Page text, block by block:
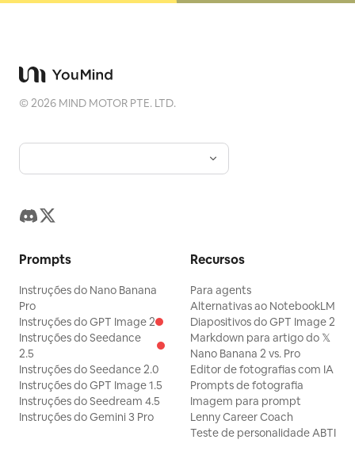
©2026 MIND MOTOR PTE. LTD.
Prompts
Instruções do Nano Banana
Pro
Instruções do GPT Image 2
Instruções do Seedance
2.5
Instruções do Seedance 2.0
Instruções do GPT Image 1.5
Instruções do Seedream 4.5
Instruções do Gemini 3 Pro
Recursos
Para agents
Alternativas ao NotebookLM
Diapositivos do GPT Image 2
Markdown para artigo do 𝕏
Nano Banana 2 vs. Pro
Editor de fotografias com IA
Prompts de fotografia
Imagem para prompt
Lenny Career Coach
Teste de personalidade ABTI